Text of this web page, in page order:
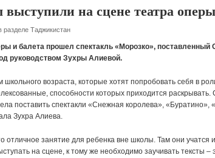
на сцене театра
разделе Таджикистан
и балета прошел спектакль «Морозко», поставленный
руководством Зухры Алиевой.
возраста, которые хотят попробовать себя в
способности которых приходится раскрывать.
поставить спектакли «Снежная королева», «Буратино»,
Зухра Алиева.
отличное занятие для ребенка вне школы. Там они учатся
на сцене, к тому же необходимо заучивать тексты –